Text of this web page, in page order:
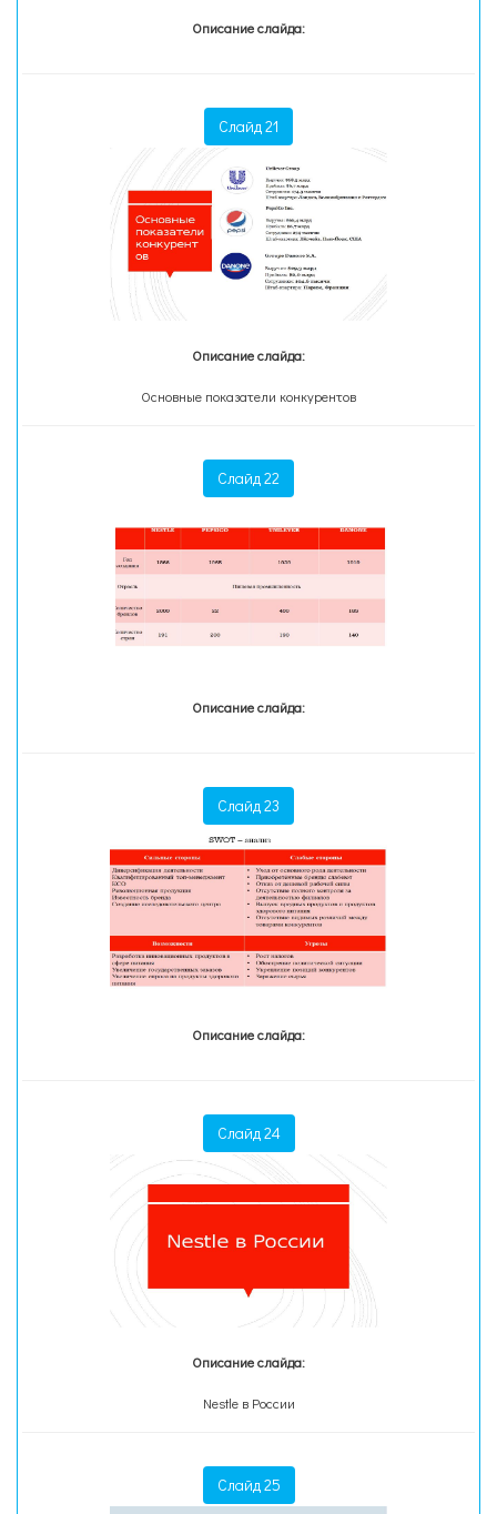
Описание слайда:
Слайд 21
Описание слайда:
Основные показатели конкурентов
Слайд 22
Описание слайда:
Слайд 23
Описание слайда:
Слайд 24
Описание слайда:
Nestle в России
Слайд 25